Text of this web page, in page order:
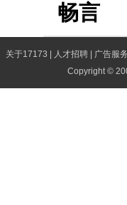
畅言
关于17173 人才招聘
广告服
Copyright ©